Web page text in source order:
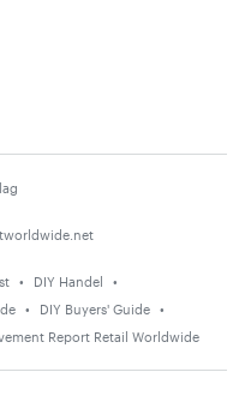
DIY Handel
DIY Buyers' Guide
Report Retail Worldwide